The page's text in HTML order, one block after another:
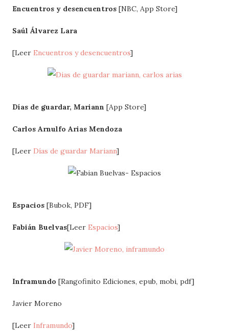
Encuentros y desencuentros [NBC, App Store]
Saúl Álvarez Lara
[Leer Encuentros y desencuentros]
Días de guardar, Mariann [App Store]
Carlos Arnulfo Arias Mendoza
[Leer Días de guardar Mariann]
Espacios [Bubok, PDF]
Fabián Buelvas[Leer Espacios]
Inframundo [Rangofinito Ediciones, epub, mobi, pdf]
Javier Moreno
[Leer Inframundo]